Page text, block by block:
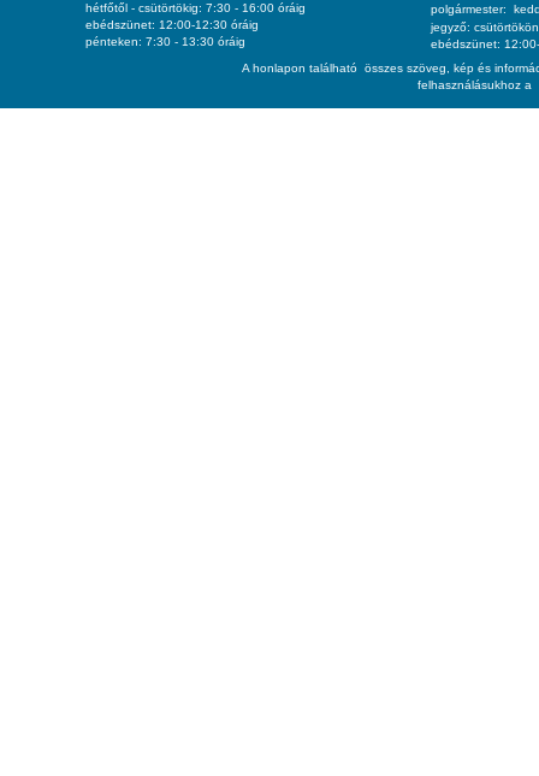
A honlapon található összes szöveg, kép és
felhasználásukhoz a
hétfőtől - csütörtökig: 7:30 - 16:00 óráig
ebédszünet: 12:00-12:30 óráig
pénteken: 7:30 - 13:30 óráig
polgármester:
jegyző: csütörtökön
ebédszünet: